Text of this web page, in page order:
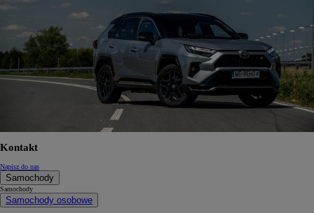
Kontakt
Napisz do nas
Samochody
Samochody
Samochody osobowe